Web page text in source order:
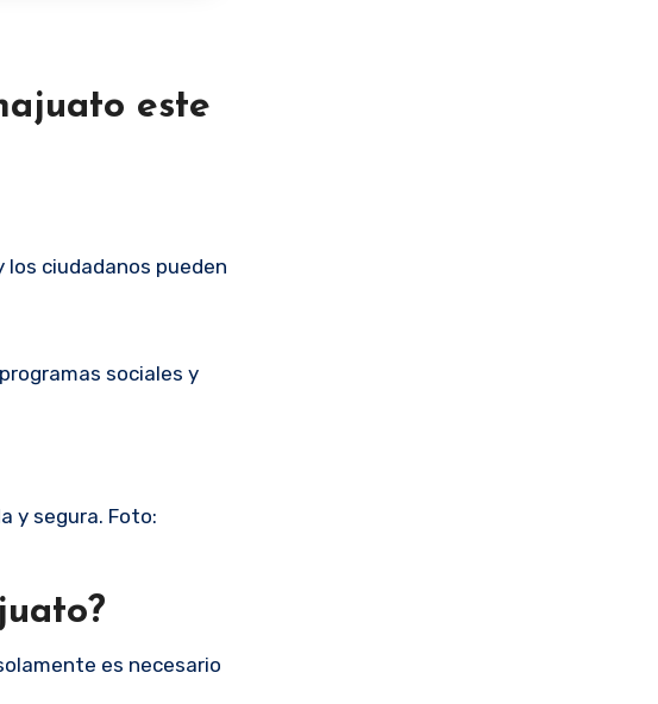
este
los ciudadanos pueden
sociales y
y segura. Foto:
es necesario